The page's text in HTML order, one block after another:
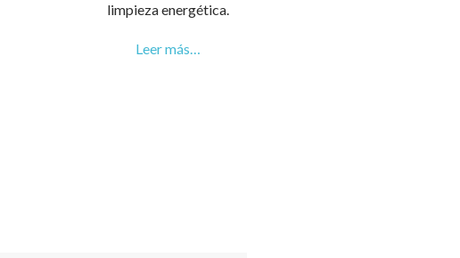
limpieza energética.
Leer más…